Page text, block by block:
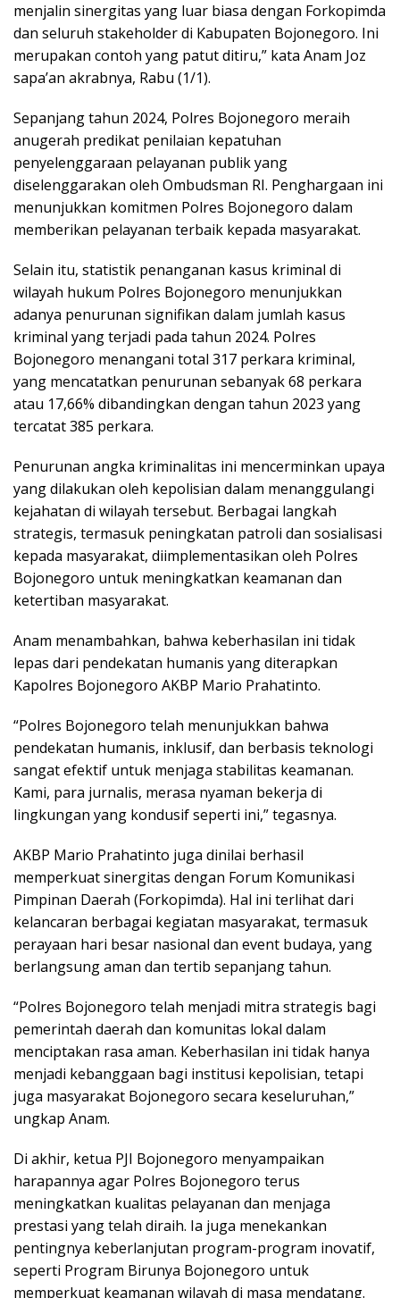
menjalin sinergitas yang luar biasa dengan Forkopimda
dan seluruh stakeholder di Kabupaten Bojonegoro. Ini
merupakan contoh yang patut ditiru,” kata Anam Joz
sapa’an akrabnya, Rabu (1/1).
Sepanjang tahun 2024, Polres Bojonegoro meraih
anugerah predikat penilaian kepatuhan
penyelenggaraan pelayanan publik yang
diselenggarakan oleh Ombudsman RI. Penghargaan ini
menunjukkan komitmen Polres Bojonegoro dalam
memberikan pelayanan terbaik kepada masyarakat.
Selain itu, statistik penanganan kasus kriminal di
wilayah hukum Polres Bojonegoro menunjukkan
adanya penurunan signifikan dalam jumlah kasus
kriminal yang terjadi pada tahun 2024. Polres
Bojonegoro menangani total 317 perkara kriminal,
yang mencatatkan penurunan sebanyak 68 perkara
atau 17,66% dibandingkan dengan tahun 2023 yang
tercatat 385 perkara.
Penurunan angka kriminalitas ini mencerminkan upaya
yang dilakukan oleh kepolisian dalam menanggulangi
kejahatan di wilayah tersebut. Berbagai langkah
strategis, termasuk peningkatan patroli dan sosialisasi
kepada masyarakat, diimplementasikan oleh Polres
Bojonegoro untuk meningkatkan keamanan dan
ketertiban masyarakat.
Anam menambahkan, bahwa keberhasilan ini tidak
lepas dari pendekatan humanis yang diterapkan
Kapolres Bojonegoro AKBP Mario Prahatinto.
“Polres Bojonegoro telah menunjukkan bahwa
pendekatan humanis, inklusif, dan berbasis teknologi
sangat efektif untuk menjaga stabilitas keamanan.
Kami, para jurnalis, merasa nyaman bekerja di
lingkungan yang kondusif seperti ini,” tegasnya.
AKBP Mario Prahatinto juga dinilai berhasil
memperkuat sinergitas dengan Forum Komunikasi
Pimpinan Daerah (Forkopimda). Hal ini terlihat dari
kelancaran berbagai kegiatan masyarakat, termasuk
perayaan hari besar nasional dan event budaya, yang
berlangsung aman dan tertib sepanjang tahun.
“Polres Bojonegoro telah menjadi mitra strategis bagi
pemerintah daerah dan komunitas lokal dalam
menciptakan rasa aman. Keberhasilan ini tidak hanya
menjadi kebanggaan bagi institusi kepolisian, tetapi
juga masyarakat Bojonegoro secara keseluruhan,”
ungkap Anam.
Di akhir, ketua PJI Bojonegoro menyampaikan
harapannya agar Polres Bojonegoro terus
meningkatkan kualitas pelayanan dan menjaga
prestasi yang telah diraih. Ia juga menekankan
pentingnya keberlanjutan program-program inovatif,
seperti Program Birunya Bojonegoro untuk
memperkuat keamanan wilayah di masa mendatang.